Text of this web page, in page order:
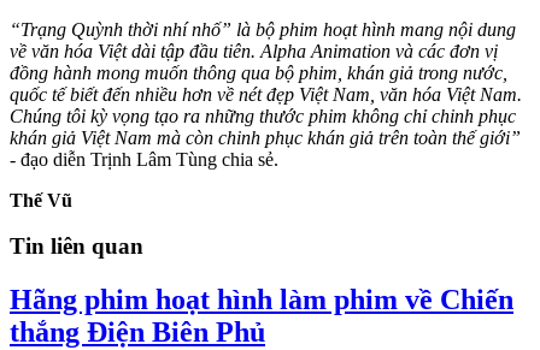
“Trạng Quỳnh thời nhí nhố” là bộ phim hoạt hình mang nội dung
về văn hóa Việt dài tập đầu tiên. Alpha Animation và các đơn vị
đồng hành mong muốn thông qua bộ phim, khán giả trong nước,
quốc tế biết đến nhiều hơn về nét đẹp Việt Nam, văn hóa Việt Nam.
Chúng tôi kỳ vọng tạo ra những thước phim không chỉ chinh phục
khán giả Việt Nam mà còn chinh phục khán giả trên toàn thế giới”
- đạo diễn Trịnh Lâm Tùng chia sẻ.
Thế Vũ
Tin liên quan
Hãng phim hoạt hình làm phim về Chiến
thắng Điện Biên Phủ